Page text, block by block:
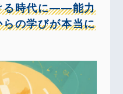
る時代に――能力
の学びが本当に